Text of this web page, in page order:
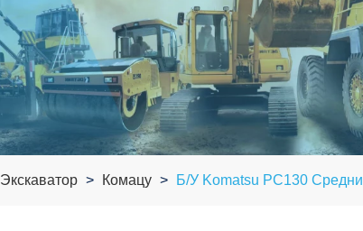
Экскаватор Комацу Б/у Komatsu PC130